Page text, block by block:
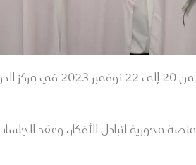
سيُقام معرض قطر الدولي للسياحة
محورية لتبادل الأفكار، وعقد